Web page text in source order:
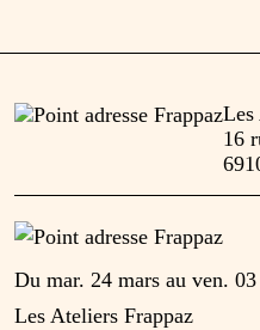
Les
16
Du mar. 24 mars au ven.
Les Ateliers Frappaz